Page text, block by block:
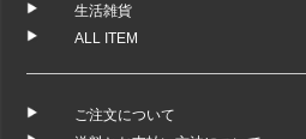
生活雑貨
ALL ITEM
ご注文について